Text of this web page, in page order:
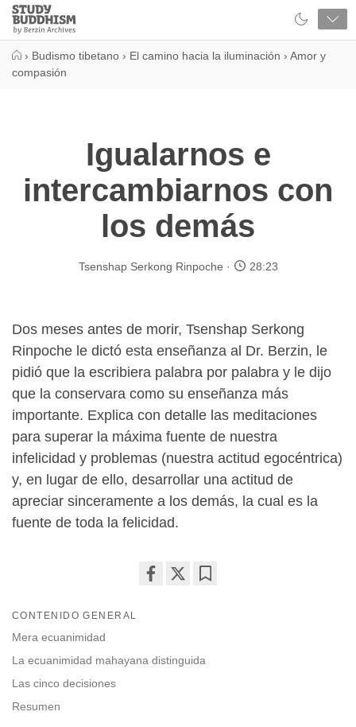
Close
Study
Buddhism
› Budismo tibetano › El camino hacia la iluminación › Amor y
compasión
Igualarnos e
intercambiarnos con
los demás
Tsenshap Serkong Rinpoche 28:23
Dos meses antes de morir, Tsenshap Serkong
Rinpoche le dictó esta enseñanza al Dr. Berzin, le
pidió que la escribiera palabra por palabra y le dijo
que la conservara como su enseñanza más
importante. Explica con detalle las meditaciones
para superar la máxima fuente de nuestra
infelicidad y problemas (nuestra actitud egocéntrica)
y, en lugar de ello, desarrollar una actitud de
apreciar sinceramente a los demás, la cual es la
fuente de toda la felicidad.
CONTENIDO GENERAL
Mera ecuanimidad
La ecuanimidad mahayana distinguida
Las cinco decisiones
Resumen